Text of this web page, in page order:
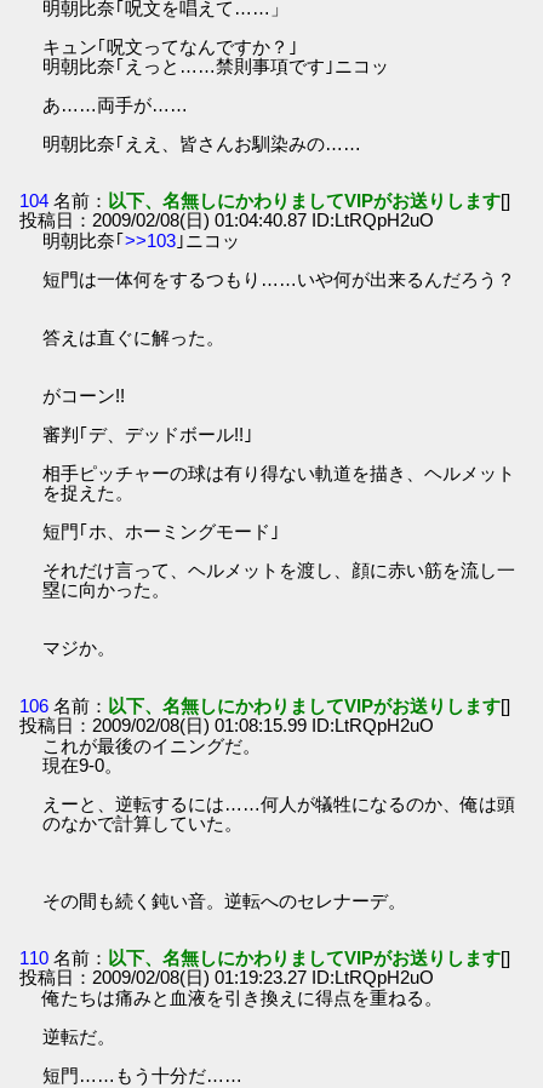
明朝比奈｢呪文を唱えて……」
キュン｢呪文ってなんですか？｣
明朝比奈｢えっと……禁則事項です｣ニコッ
あ……両手が……
明朝比奈｢ええ、皆さんお馴染みの……
104 名前： 以下、名無しにかわりましてVIPがお送りします[]
投稿日：2009/02/08(日) 01:04:40.87 ID:LtRQpH2uO
明朝比奈｢>>103 ｣ニコッ
短門は一体何をするつもり……いや何が出来るんだろう？
答えは直ぐに解った。
がコーン!!
審判｢デ、デッドボール!!｣
相手ピッチャーの球は有り得ない軌道を描き、ヘルメット
を捉えた。
短門｢ホ、ホーミングモード｣
それだけ言って、ヘルメットを渡し、顔に赤い筋を流し一
塁に向かった。
マジか。
106 名前： 以下、名無しにかわりましてVIPがお送りします[]
投稿日：2009/02/08(日) 01:08:15.99 ID:LtRQpH2uO
これが最後のイニングだ。
現在9-0。
えーと、逆転するには……何人が犠牲になるのか、俺は頭
のなかで計算していた。
その間も続く鈍い音。逆転へのセレナーデ。
110 名前： 以下、名無しにかわりましてVIPがお送りします[]
投稿日：2009/02/08(日) 01:19:23.27 ID:LtRQpH2uO
俺たちは痛みと血液を引き換えに得点を重ねる。
逆転だ。
短門……もう十分だ……